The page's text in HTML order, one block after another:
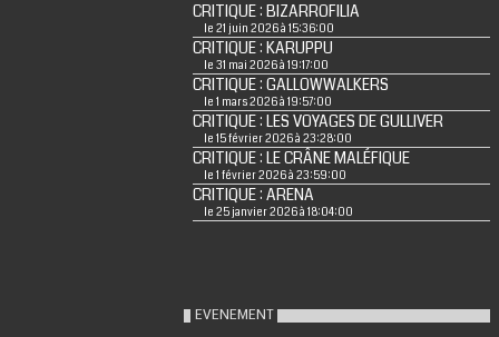
CRITIQUE : BIZARROFILIA
le 21 juin 2026 à 15:36:00
CRITIQUE : KARUPPU
le 31 mai 2026 à 19:17:00
CRITIQUE : GALLOWWALKERS
le 1 mars 2026 à 19:57:00
CRITIQUE : LES VOYAGES DE GULLIVER
le 15 février 2026 à 23:28:00
CRITIQUE : LE CRÂNE MALÉFIQUE
le 1 février 2026 à 23:59:00
CRITIQUE : ARENA
le 25 janvier 2026 à 18:04:00
EVENEMENT